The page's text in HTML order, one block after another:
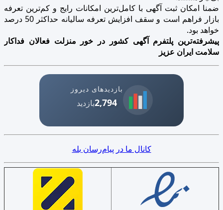
ضمنا امکان ثبت آگهی با کامل‌ترین امکانات رایج و کم‌ترین تعرفه
بازار فراهم است و سقف افزایش تعرفه سالیانه حداکثر 50 درصد
خواهد بود.
پیشرفته‌ترین پلتفرم آگهی کشور در خور منزلت فعالان فداکار
سلامت ایران عزیز
بازدیدهای دیروز
2,794بازدید
کانال ما در پیام‌رسان بله